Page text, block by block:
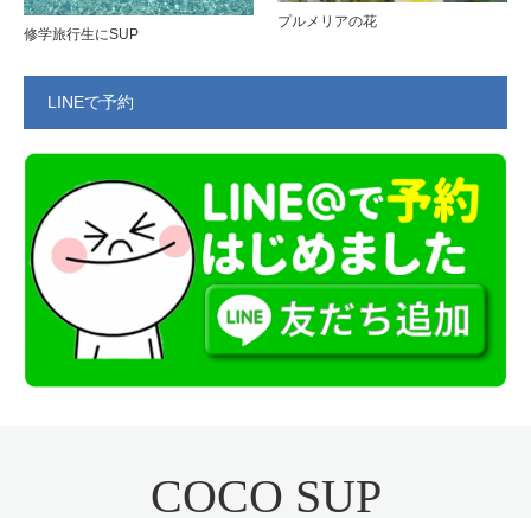
修学旅行生にSUP
プルメリアの花
LINEで予約
COCO SUP